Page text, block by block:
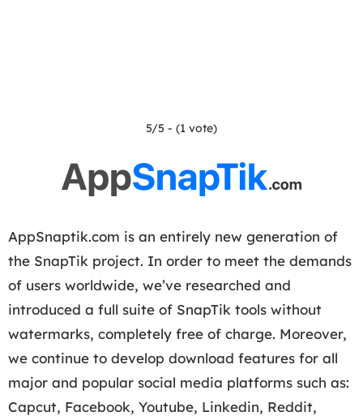
5/5 - (1 vote)
AppSnaptik.com is an entirely new generation of
the SnapTik project. In order to meet the demands
of users worldwide, we’ve researched and
introduced a full suite of SnapTik tools without
watermarks, completely free of charge. Moreover,
we continue to develop download features for all
major and popular social media platforms such as:
Capcut, Facebook, Youtube, Linkedin, Reddit,